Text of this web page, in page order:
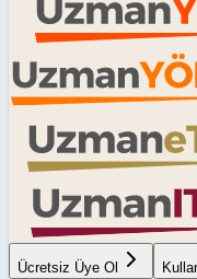
Ücretsiz Üye Ol